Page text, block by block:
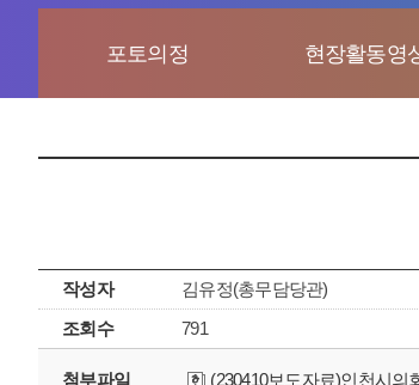
포토의정 현장활동영
작성자 김유정(총무담당관)
조회수
791
첨부파일 (230410보도자료)인천시의